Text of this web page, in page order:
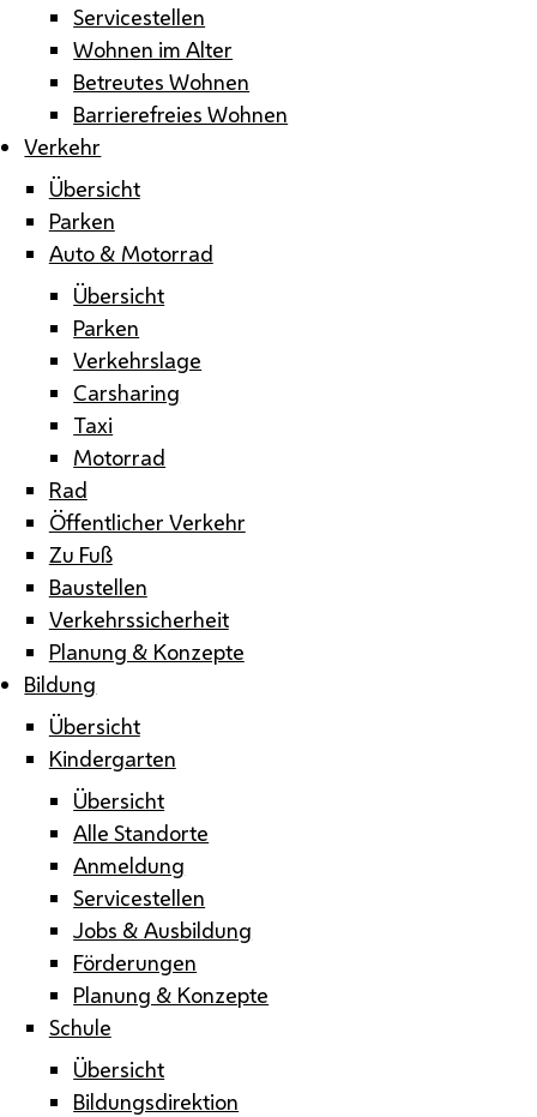
Servicestellen
Wohnen im Alter
Betreutes Wohnen
Barrierefreies Wohnen
Verkehr
Übersicht
Parken
Auto & Motorrad
Übersicht
Parken
Verkehrslage
Carsharing
Taxi
Motorrad
Rad
Öffentlicher Verkehr
Zu Fuß
Baustellen
Verkehrssicherheit
Planung & Konzepte
Bildung
Übersicht
Kindergarten
Übersicht
Alle Standorte
Anmeldung
Servicestellen
Jobs & Ausbildung
Förderungen
Planung & Konzepte
Schule
Übersicht
Bildungsdirektion